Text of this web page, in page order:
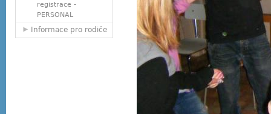
registrace -
PERSONAL
Informace pro rodiče